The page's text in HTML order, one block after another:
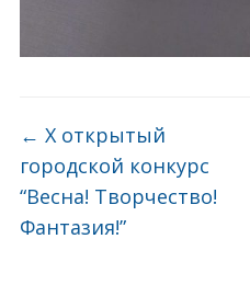
← X открытый
городской конкурс
“Весна! Творчество!
Фантазия!”